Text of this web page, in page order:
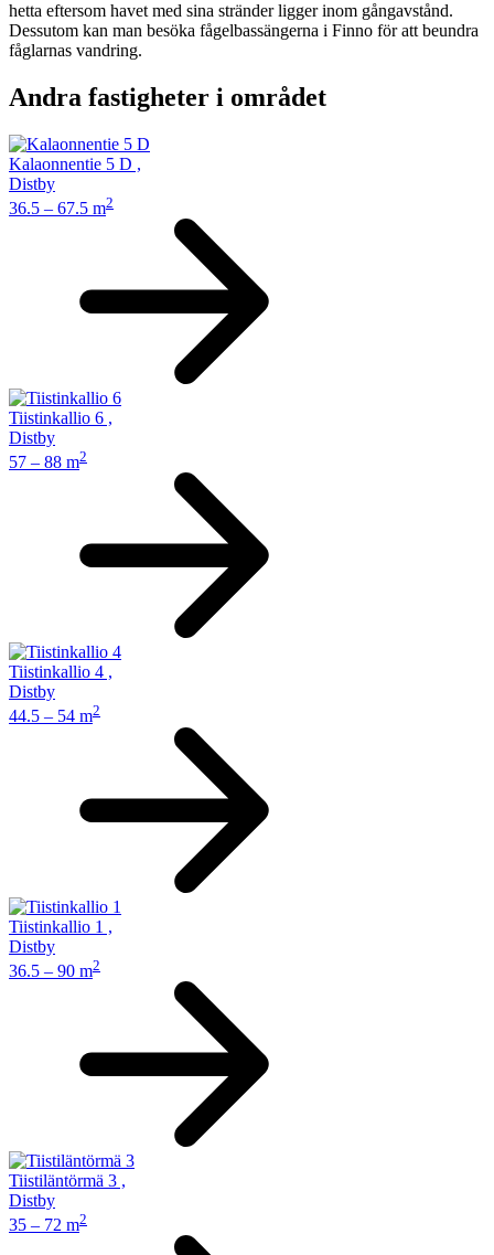
hetta eftersom havet med sina stränder ligger inom gångavstånd.
Dessutom kan man besöka fågelbassängerna i Finno för att beundra
fåglarnas vandring.
Andra fastigheter i området
Kalaonnentie 5 D ,
Distby
36.5 – 67.5 m2
Tiistinkallio 6 ,
Distby
57 – 88 m2
Tiistinkallio 4 ,
Distby
44.5 – 54 m2
Tiistinkallio 1 ,
Distby
36.5 – 90 m2
Tiistiläntörmä 3 ,
Distby
35 – 72 m2